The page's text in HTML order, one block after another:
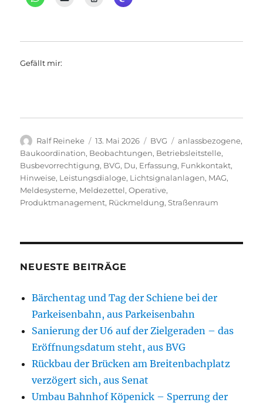
Gefällt mir:
Autor
Ralf Reineke
Veröffentlicht
am
13. Mai 2026 Kategorien
BVG Schlagwörter
anlassbezogene,
Baukoordination, Beobachtungen, Betriebsleitstelle,
Busbevorrechtigung, BVG, Du, Erfassung, Funkkontakt,
Hinweise, Leistungsdialoge, Lichtsignalanlagen, MAG,
Meldesysteme, Meldezettel,Operative,
Produktmanagement, Rückmeldung,Straßenraum
NEUESTE BEITRÄGE
Bärchentag und Tag der Schiene bei der
Parkeisenbahn, aus Parkeisenbahn
Sanierung der U6 auf der Zielgeraden – das
Eröffnungsdatum steht, aus BVG
Rückbau der Brücken am Breitenbachplatz
verzögert sich, aus Senat
Umbau Bahnhof Köpenick – Sperrung der